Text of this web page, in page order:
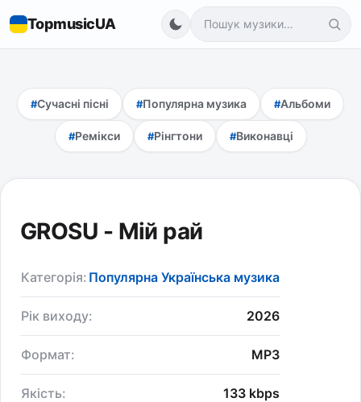
TopmusicUA
Сучасні пісні Популярна музика Альбоми
Ремікси Рінгтони Виконавці
GROSU - Мій рай
Категорія: Популярна Українська музика
Рік виходу: 2026
Формат: MP3
Якість: 133 kbps